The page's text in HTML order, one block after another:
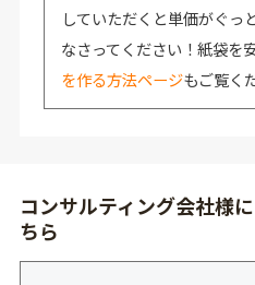
していただくと単価がぐっ
なさってください！紙袋を
を作る方法ページもご覧く
コンサルティング会社様
ちら